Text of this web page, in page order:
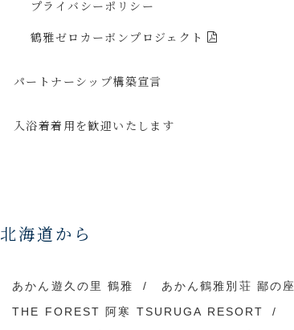
プライバシーポリシー
鶴雅ゼロカーボン プロジェクト
パートナーシップ構築宣言
入浴着着用を歓迎いたします
北海道から
あかん遊久の里 鶴雅 あかん鶴雅別荘 鄙の座
THE FOREST 阿寒 TSURUGA RESORT